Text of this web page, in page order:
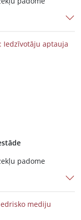
Iedzīvotāju aptauja
padome
mediju